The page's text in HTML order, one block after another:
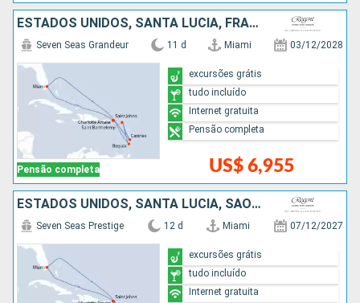
ESTADOS UNIDOS, SANTA LUCIA, FRANCIA, SÃO VINCENTE E GRANADINAS
Pensão completa
Seven Seas Grandeur 11 d Miami 03/12/2028
US$ 6,955
excursões grátis
tudo incluído
Internet gratuita
Pensão completa
ESTADOS UNIDOS, SANTA LUCIA, SÃO VINCENTE E GRANADINAS
Seven Seas Prestige 12 d Miami 07/12/2027
excursões grátis
tudo incluído
Internet gratuita